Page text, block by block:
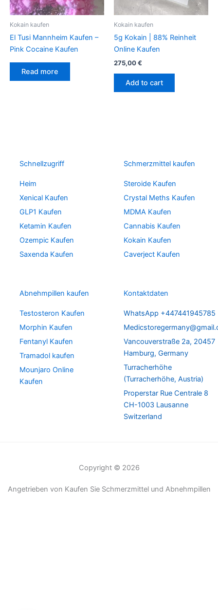
Kokain kaufen
El Tusi Mannheim Kaufen –
Pink Cocaine Kaufen
Read more
Kokain kaufen
5g Kokain | 88% Reinheit
Online Kaufen
275,00€
Add to cart
Schnellzugriff
Heim
Xenical Kaufen
GLP1 Kaufen
Ketamin Kaufen
Ozempic Kaufen
Saxenda Kaufen
Schmerzmittel kaufen
Steroide Kaufen
Crystal Meths Kaufen
MDMA Kaufen
Cannabis Kaufen
Kokain Kaufen
Caverject Kaufen
Abnehmpillen kaufen
Testosteron Kaufen
Morphin Kaufen
Fentanyl Kaufen
Tramadol kaufen
Mounjaro Online
Kaufen
Kontaktdaten
WhatsApp +447441945785
Vancouverstraße 2a, 20457
Hamburg, Germany
Turracherhöhe
(Turracherhöhe, Austria)
Properstar Rue Centrale 8
CH-1003 Lausanne
Switzerland
Copyright © 2026
Angetrieben von Kaufen Sie Schmerzmittel und Abnehmpillen